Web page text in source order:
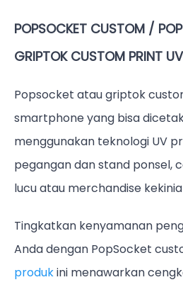
POPSOCKET CUSTOM /
GRIPTOK CUSTOM PRINT
Popsocket atau griptok
smartphone yang bisa
menggunakan teknologi UV
pegangan dan stand ponsel,
lucu atau merchandise
Tingkatkan kenyamanan
Anda dengan PopSocket
produkini menawarkan